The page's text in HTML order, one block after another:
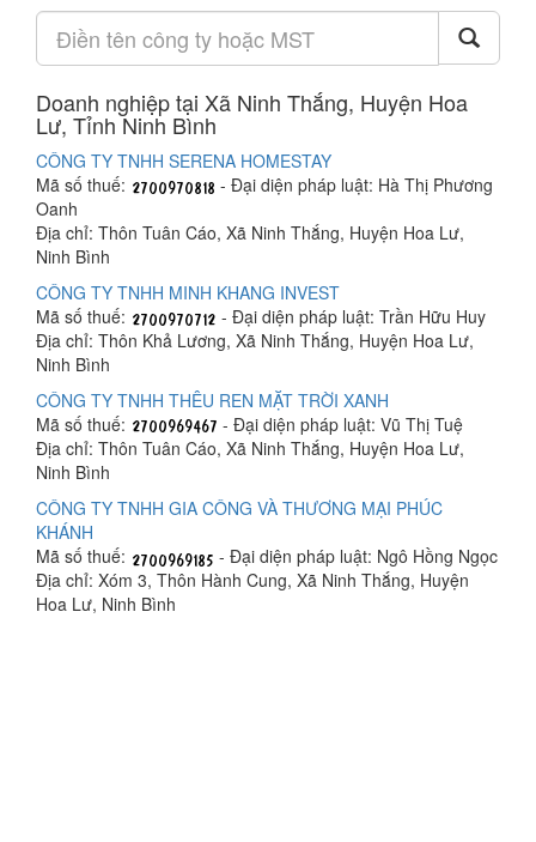
Doanh nghiệp tại Xã Ninh Thắng, Huyện Hoa
Lư, Tỉnh Ninh Bình
CÔNG TY TNHH SERENA HOMESTAY
Mã số thuế:
- Đại diện pháp luật: Hà Thị Phương
Oanh
Địa chỉ: Thôn Tuân Cáo, Xã Ninh Thắng, Huyện Hoa Lư,
Ninh Bình
CÔNG TY TNHH MINH KHANG INVEST
Mã số thuế:
- Đại diện pháp luật: Trần Hữu Huy
Địa chỉ: Thôn Khả Lương, Xã Ninh Thắng, Huyện Hoa Lư,
Ninh Bình
CÔNG TY TNHH THÊU REN MẶT TRỜI XANH
Mã số thuế:
- Đại diện pháp luật: Vũ Thị Tuệ
Địa chỉ: Thôn Tuân Cáo, Xã Ninh Thắng, Huyện Hoa Lư,
Ninh Bình
CÔNG TY TNHH GIA CÔNG VÀ THƯƠNG MẠI PHÚC
KHÁNH
Mã số thuế:
- Đại diện pháp luật: Ngô Hồng Ngọc
Địa chỉ: Xóm 3, Thôn Hành Cung, Xã Ninh Thắng, Huyện
Hoa Lư, Ninh Bình